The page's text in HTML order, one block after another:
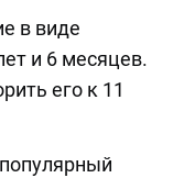
в виде
и 6 месяцев.
его к 11